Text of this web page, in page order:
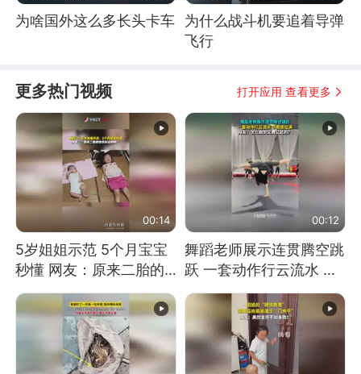
为啥国外这么多长头卡车
为什么战斗机要追着导弹
飞行
更多热门视频 打开应用 查看更多
00:14
5岁姐姐示范 5个月宝宝
秒懂 网友：原来二胎的
快乐长这样
00:12
舞蹈老师展示连贯腾空跳
跃 一套动作行云流水 节
奏感拉满 网友：怎么做
到又舞又武的？